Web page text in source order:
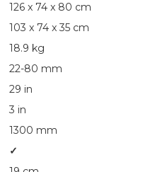
126 x 74 x 80 cm
103 x 74 x 35 cm
18.9 kg
22-80 mm
29 in
3 in
1300 mm
✓